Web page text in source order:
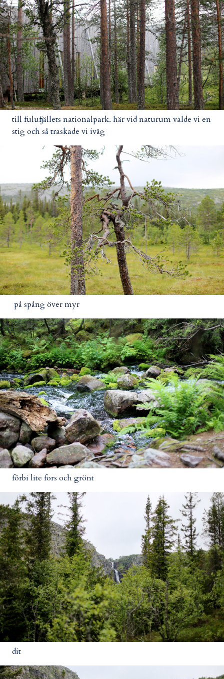
till fulufjällets nationalpark. här vid naturum valde vi en
stig och så traskade vi iväg
på spång över myr
förbi lite fors och grönt
dit